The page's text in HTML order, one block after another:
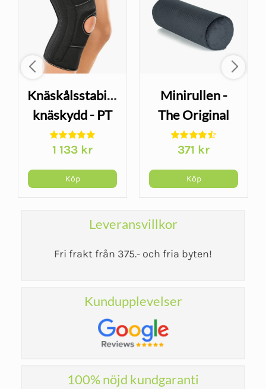
Knäskålsstabiliserande
knäskydd - PT
Soft
1 133 kr
Köp
Minirullen -
The Original
McKenzie
371 kr
Köp
Leveransvillkor
Fri frakt från 375.- och fria byten!
Kundupplevelser
100% nöjd kundgaranti